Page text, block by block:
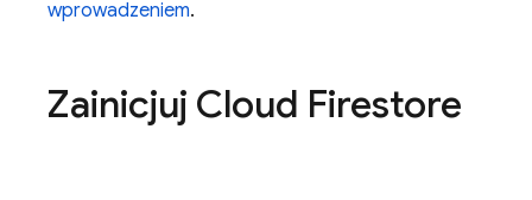
wprowadzeniem.
Zainicjuj Cloud Firestore